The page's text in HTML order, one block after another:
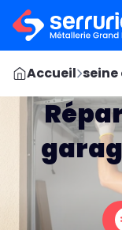
Accueil